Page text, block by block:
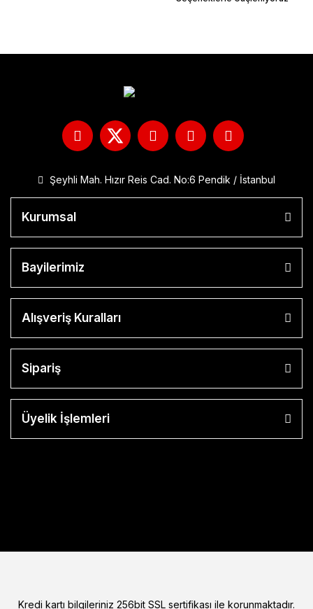
Şeyhli Mah. Hızır Reis Cad. No:6 Pendik / İstanbul
Kurumsal
Bayilerimiz
Alışveriş Kuralları
Sipariş
Üyelik İşlemleri
Kredi kartı bilgileriniz 256bit SSL sertifikası ile korunmaktadır.